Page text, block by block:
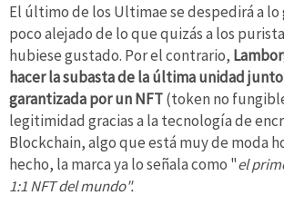
El último de los Ultimae se despedirá a
poco alejado de lo que quizás a los
hubiese gustado. Por el contrario,
hacer la subasta de la última unidad
garantizada por un NFT(token no
legitimidad gracias a la tecnología de
Blockchain, algo que está muy de moda
hecho, la marca ya lo señala como "el
1:1 NFT del mundo".